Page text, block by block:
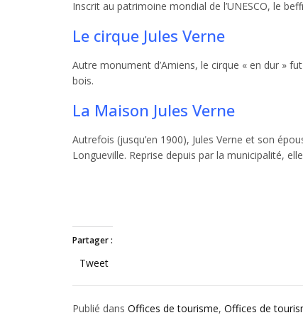
Inscrit au patrimoine mondial de l’UNESCO, le
Le cirque Jules Verne
Autre monument d’Amiens, le cirque « en dur »
bois.
La Maison Jules Verne
Autrefois (jusqu’en 1900), Jules Verne et son
Longueville. Reprise depuis par la municipalité,
Partager :
Tweet
Publié dans Offices de tourisme, Offices de